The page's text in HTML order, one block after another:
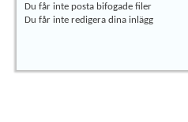
Du får inte posta bifogade filer
Du får inte redigera dina inlägg